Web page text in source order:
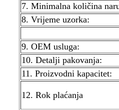
7. Minimalna količina
8. Vrijeme uzorka:
9. OEM usluga:
10. Detalji pakovanja:
11. Proizvodni kapacitet:
12. Rok plaćanja